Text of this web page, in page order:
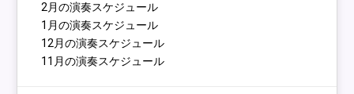
2月の演奏スケジュール
1月の演奏スケジュール
12月の演奏スケジュール
11月の演奏スケジュール